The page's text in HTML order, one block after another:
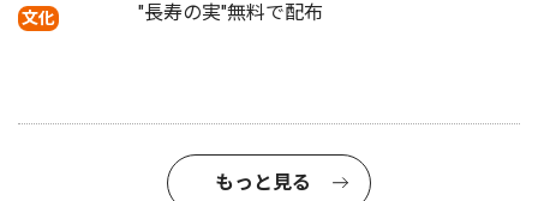
文化
"長寿の実"無料で配布
もっと見る